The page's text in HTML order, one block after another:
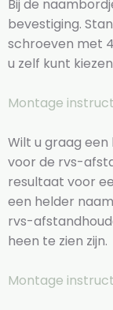
Bij de
bevestiging.
schroeven met
u zelf kunt
Montage
Wilt u graag een
voor de rvs-
resultaat voor
een helder
rvs-
heen te zien zijn.
Montage